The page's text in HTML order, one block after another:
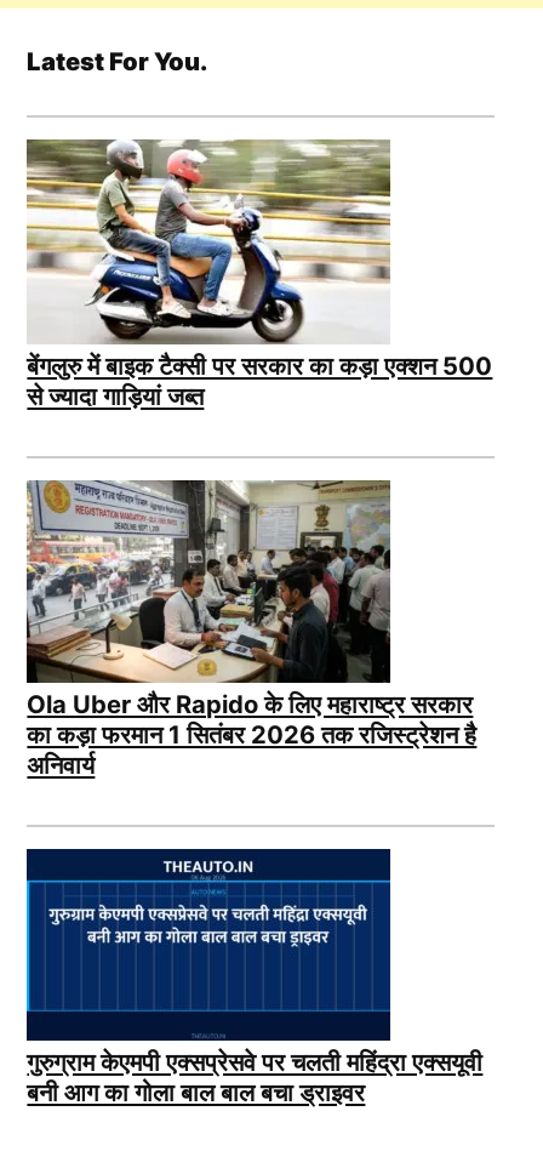
Latest For You.
बेंगलुरु में बाइक टैक्सी पर सरकार का कड़ा एक्शन 500
से ज्यादा गाड़ियां जब्त
Ola Uber और Rapido के लिए महाराष्ट्र सरकार
का कड़ा फरमान 1 सितंबर 2026 तक रजिस्ट्रेशन है
अनिवार्य
गुरुग्राम केएमपी एक्सप्रेसवे पर चलती महिंद्रा एक्सयूवी
बनी आग का गोला बाल बाल बचा ड्राइवर